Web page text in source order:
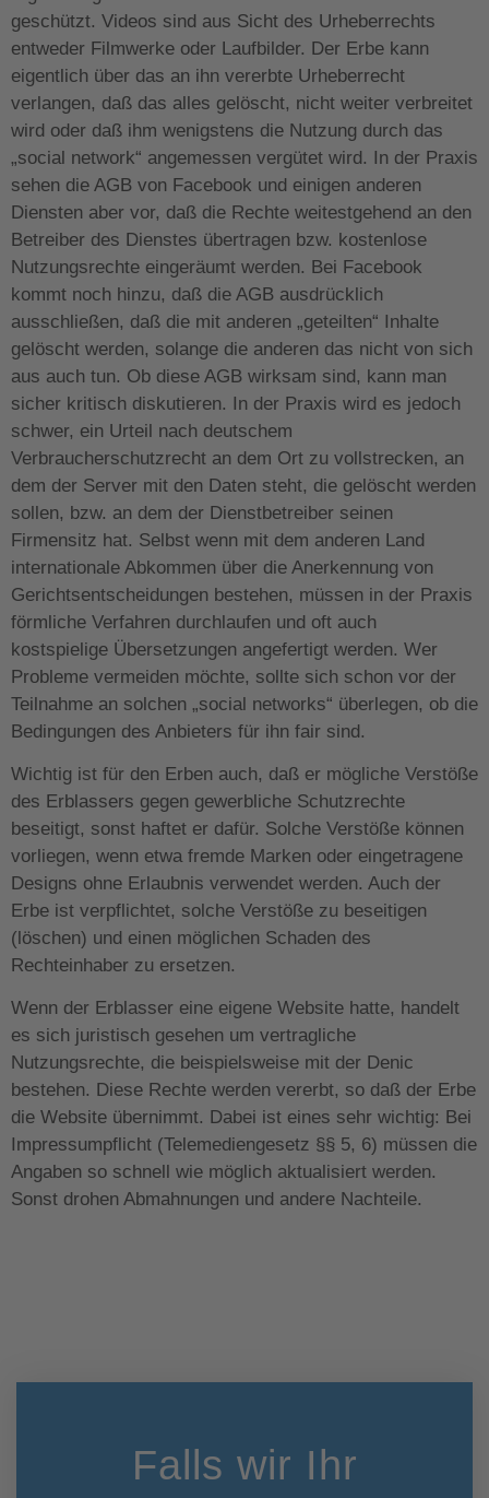
geschützt. Videos sind aus Sicht des Urheberrechts
entweder Filmwerke oder Laufbilder. Der Erbe kann
eigentlich über das an ihn vererbte Urheberrecht
verlangen, daß das alles gelöscht, nicht weiter verbreitet
wird oder daß ihm wenigstens die Nutzung durch das
„social network“ angemessen vergütet wird. In der Praxis
sehen die AGB von Facebook und einigen anderen
Diensten aber vor, daß die Rechte weitestgehend an den
Betreiber des Dienstes übertragen bzw. kostenlose
Nutzungsrechte eingeräumt werden. Bei Facebook
kommt noch hinzu, daß die AGB ausdrücklich
ausschließen, daß die mit anderen „geteilten“ Inhalte
gelöscht werden, solange die anderen das nicht von sich
aus auch tun. Ob diese AGB wirksam sind, kann man
sicher kritisch diskutieren. In der Praxis wird es jedoch
schwer, ein Urteil nach deutschem
Verbraucherschutzrecht an dem Ort zu vollstrecken, an
dem der Server mit den Daten steht, die gelöscht werden
sollen, bzw. an dem der Dienstbetreiber seinen
Firmensitz hat. Selbst wenn mit dem anderen Land
internationale Abkommen über die Anerkennung von
Gerichtsentscheidungen bestehen, müssen in der Praxis
förmliche Verfahren durchlaufen und oft auch
kostspielige Übersetzungen angefertigt werden. Wer
Probleme vermeiden möchte, sollte sich schon vor der
Teilnahme an solchen „social networks“ überlegen, ob die
Bedingungen des Anbieters für ihn fair sind.
Wichtig ist für den Erben auch, daß er mögliche Verstöße
des Erblassers gegen gewerbliche Schutzrechte
beseitigt, sonst haftet er dafür. Solche Verstöße können
vorliegen, wenn etwa fremde Marken oder eingetragene
Designs ohne Erlaubnis verwendet werden. Auch der
Erbe ist verpflichtet, solche Verstöße zu beseitigen
(löschen) und einen möglichen Schaden des
Rechteinhaber zu ersetzen.
Wenn der Erblasser eine eigene Website hatte, handelt
es sich juristisch gesehen um vertragliche
Nutzungsrechte, die beispielsweise mit der Denic
bestehen. Diese Rechte werden vererbt, so daß der Erbe
die Website übernimmt. Dabei ist eines sehr wichtig: Bei
Impressumpflicht (Telemediengesetz §§ 5, 6) müssen die
Angaben so schnell wie möglich aktualisiert werden.
Sonst drohen Abmahnungen und andere Nachteile.
Falls wir Ihr